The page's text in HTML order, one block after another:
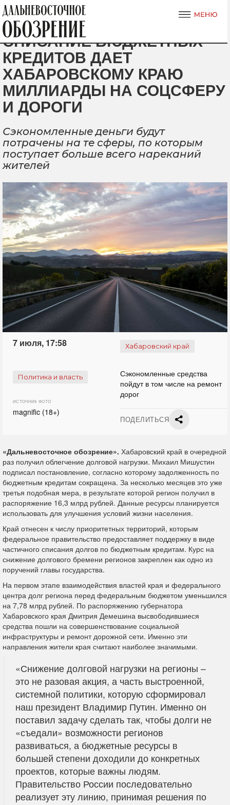
СПИСАНИЕ БЮДЖЕТНЫХ
КРЕДИТОВ ДАЕТ
ХАБАРОВСКОМУ КРАЮ
МИЛЛИАРДЫ НА СОЦСФЕРУ
И ДОРОГИ
Сэкономленные деньги будут
потрачены на те сферы, по которым
поступает больше всего нареканий
жителей
7 июля, 17:58 Хабаровский край
Политика и власть
Сэкономленные средства
пойдут в том числе на ремонт
дорог
ИСТОЧНИК ФОТО
magnific (18+)
ПОДЕЛИТЬСЯ
«Дальневосточное обозрение». Хабаровский край в очередной
раз получил облегчение долговой нагрузки. Михаил Мишустин
подписал постановление, согласно которому задолженность по
бюджетным кредитам сокращена. За несколько месяцев это уже
третья подобная мера, в результате которой регион получил в
распоряжение 16,3 млрд рублей. Данные ресурсы планируется
использовать для улучшения условий жизни населения.
Край отнесен к числу приоритетных территорий, которым
федеральное правительство предоставляет поддержку в виде
частичного списания долгов по бюджетным кредитам. Курс на
снижение долгового бремени регионов закреплен как одно из
поручений главы государства.
На первом этапе взаимодействия властей края и федерального
центра долг региона перед федеральным бюджетом уменьшился
на 7,78 млрд рублей. По распоряжению губернатора
Хабаровского края Дмитрия Демешина высвободившиеся
средства пошли на совершенствование социальной
инфраструктуры и ремонт дорожной сети. Именно эти
направления жители края считают наиболее значимыми.
«Снижение долговой нагрузки на регионы –
это не разовая акция, а часть выстроенной,
системной политики, которую сформировал
наш президент Владимир Путин. Именно он
поставил задачу сделать так, чтобы долги не
«съедали» возможности регионов
развиваться, а бюджетные ресурсы в
большей степени доходили до конкретных
проектов, которые важны людям.
Правительство России последовательно
реализует эту линию, принимая решения по